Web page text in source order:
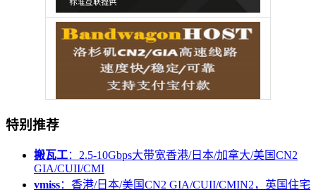
特别推荐
搬瓦工：2.5-10Gbps大带宽香港/日本/加拿大/美国CN2
GIA/CUII/CMI
vmiss：香港/日本/美国CN2 GIA/CUII/CMIN2，英国住宅